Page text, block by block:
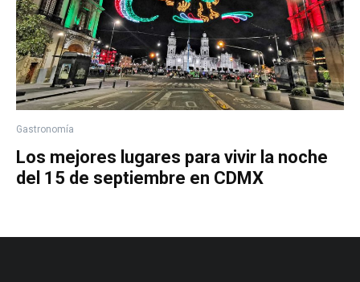
Gastronomía
Los mejores lugares para vivir la noche
del 15 de septiembre en CDMX